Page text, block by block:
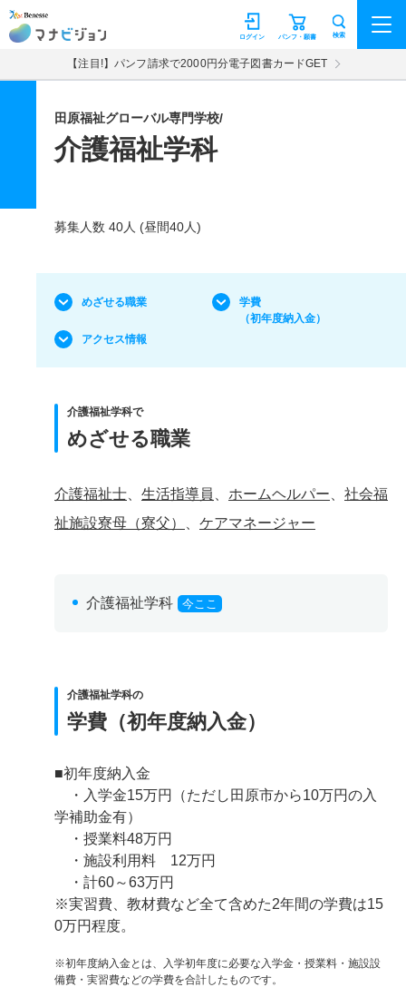
マナビジョン パンフ・願書
ログイン 検索
【注目!】パンフ請求で2000円分電子図書カードGET
田原福祉グローバル専門学校/
介護福祉学科
募集人数 40人 (昼間40人)
めざせる職業
学費
（初年度納入金）
アクセス情報
介護福祉学科で
めざせる職業
介護福祉士 生活指導員 ホームヘルパー
社会福
祉施設寮母（寮父）
ケアマネージャー
介護福祉学科 今ここ
介護福祉学科の
学費（初年度納入金）
■初年度納入金
・入学金15万円（ただし田原市から10万円の入
学補助金有）
・授業料48万円
・施設利用料 12万円
・計60～63万円
※実習費、教材費など全て含めた2年間の学費は15
0万円程度。
※初年度納入金とは、入学初年度に必要な入学金・授業料・施設設
備費・実習費などの学費を合計したものです。